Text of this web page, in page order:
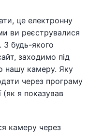
це електронну
ви реєструвалися
З будь-якого
заходимо під
нашу камеру. Яку
через програму
(як я показував
камеру через